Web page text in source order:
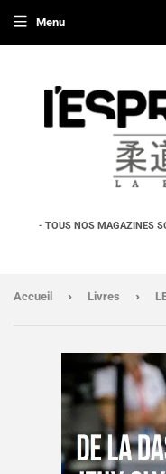
- TOUS NOS MAGAZINES
Menu
Accueil › Livres ›